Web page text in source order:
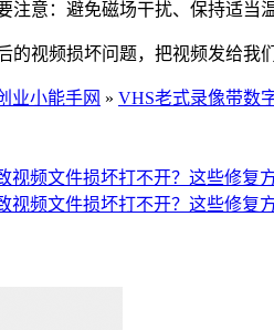
注意：避免磁场干扰、保持适当
的视频损坏问题，把视频发给我
业小能手网 » VHS老式录像带数
视频文件损坏打不开？这些修复
视频文件损坏打不开？这些修复